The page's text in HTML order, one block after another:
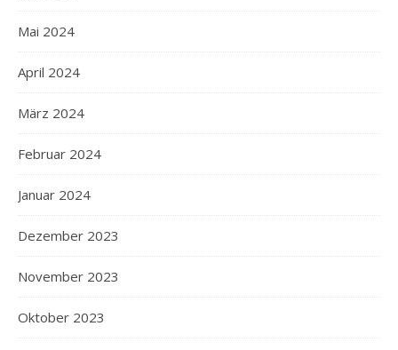
Mai 2024
April 2024
März 2024
Februar 2024
Januar 2024
Dezember 2023
November 2023
Oktober 2023